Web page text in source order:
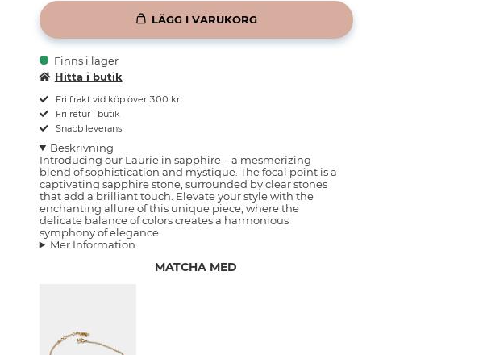
LÄGG I VARUKORG
Finns i lager
Hitta i butik
Fri frakt vid köp över 300 kr
Fri retur i butik
Snabb leverans
Beskrivning
Introducing our Laurie in sapphire – a mesmerizing
blend of sophistication and mystique. The focal point is a
captivating sapphire stone, surrounded by clear stones
that add a brilliant touch. Elevate your style with the
enchanting allure of this unique piece, where the
delicate balance of colors creates a harmonious
symphony of elegance.
Mer Information
MATCHA MED